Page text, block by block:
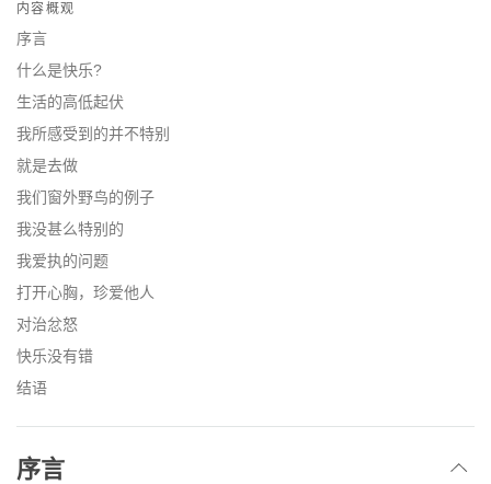
内容概观
序言
什么是快乐?
生活的高低起伏
我所感受到的并不特别
就是去做
我们窗外野鸟的例子
我没甚么特别的
我爱执的问题
打开心胸，珍爱他人
对治忿怒
快乐没有错
结语
序言